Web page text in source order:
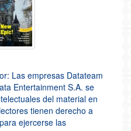
Las empresas Datateam
Entertainment S.A. se
del material en
tienen derecho a
ejercerse las